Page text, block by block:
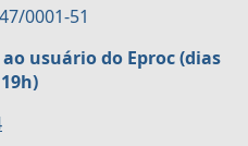
0001-51
usuário do Eproc (dias